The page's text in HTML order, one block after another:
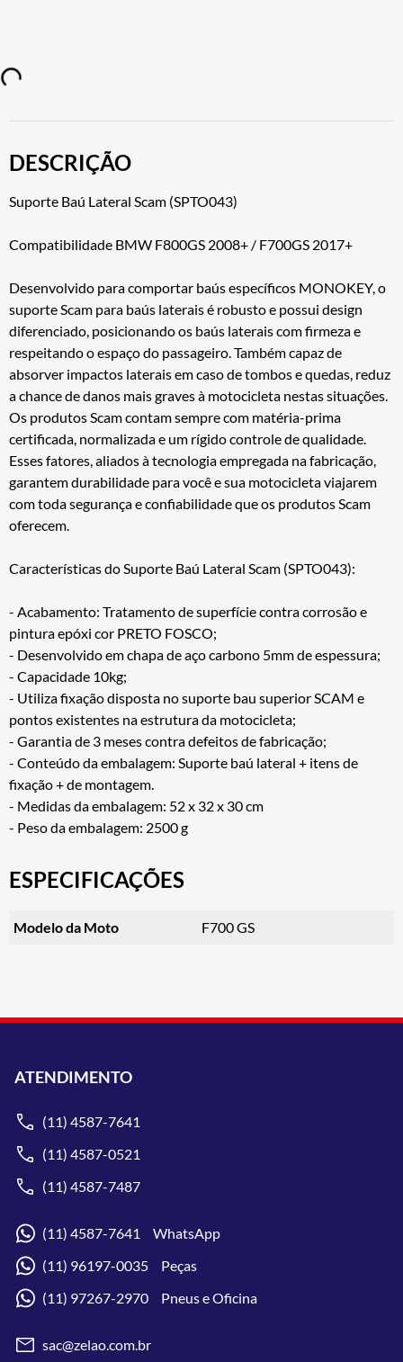
DESCRIÇÃO
Suporte Baú Lateral Scam (SPTO043)
Compatibilidade BMW F800GS 2008+ / F700GS 2017+
Desenvolvido para comportar baús específicos MONOKEY, o
suporte Scam para baús laterais é robusto e possui design
diferenciado, posicionando os baús laterais com firmeza e
respeitando o espaço do passageiro. Também capaz de
absorver impactos laterais em caso de tombos e quedas, reduz
a chance de danos mais graves à motocicleta nestas situações.
Os produtos Scam contam sempre com matéria-prima
certificada, normalizada e um rígido controle de qualidade.
Esses fatores, aliados à tecnologia empregada na fabricação,
garantem durabilidade para você e sua motocicleta viajarem
com toda segurança e confiabilidade que os produtos Scam
oferecem.
Características do Suporte Baú Lateral Scam (SPTO043):
- Acabamento: Tratamento de superfície contra corrosão e
pintura epóxi cor PRETO FOSCO;
- Desenvolvido em chapa de aço carbono 5mm de espessura;
- Capacidade 10kg;
- Utiliza fixação disposta no suporte bau superior SCAM e
pontos existentes na estrutura da motocicleta;
- Garantia de 3 meses contra defeitos de fabricação;
- Conteúdo da embalagem: Suporte baú lateral + itens de
fixação + de montagem.
- Medidas da embalagem: 52 x 32 x 30 cm
- Peso da embalagem: 2500 g
ESPECIFICAÇÕES
Modelo da Moto F700 GS
ATENDIMENTO
(11) 4587-7641
(11) 4587-0521
(11) 4587-7487
(11) 4587-7641 WhatsApp
(11) 96197-0035 Peças
(11) 97267-2970 Pneus e Oficina
sac@zelao.com.br